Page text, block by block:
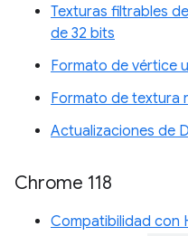
Texturas filtrables
de 32 bits
Formato de vértice
Formato de textura
Actualizaciones de
Chrome 118
Compatibilidad con